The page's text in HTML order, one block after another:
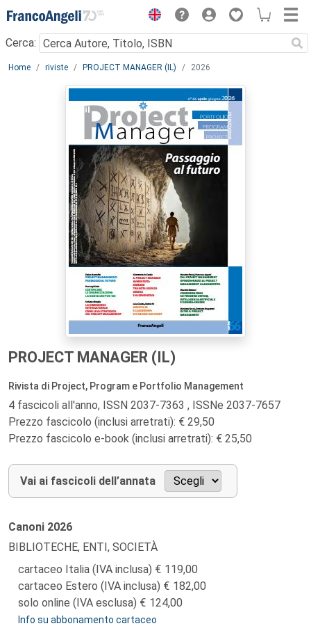
Menu
Cerca:
Main content
Home riviste PROJECT MANAGER (IL) 2026
PROJECT MANAGER (IL)
Rivista di Project, Program e Portfolio Management
4 fascicoli all'anno, ISSN 2037-7363 , ISSNe 2037-7657
Prezzo fascicolo (inclusi arretrati): € 29,50
Prezzo fascicolo e-book (inclusi arretrati): € 25,50
Vai ai fascicoli dell’annata
Canoni 2026
BIBLIOTECHE, ENTI, SOCIETÀ
cartaceo Italia (IVA inclusa)
119,00
cartaceo Estero (IVA inclusa)
182,00
solo online (IVA esclusa)
124,00
Info su abbonamento cartaceo